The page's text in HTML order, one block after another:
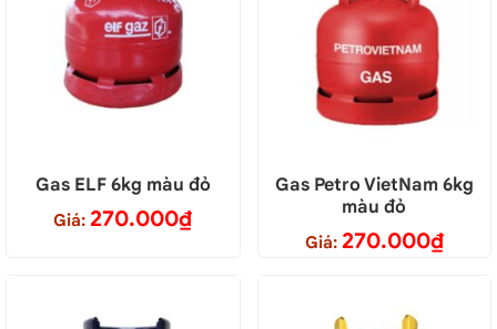
Gas ELF 6kg màu đỏ
Giá: 270.000₫
Gas Petro VietNam 6kg
màu đỏ
Giá: 270.000₫